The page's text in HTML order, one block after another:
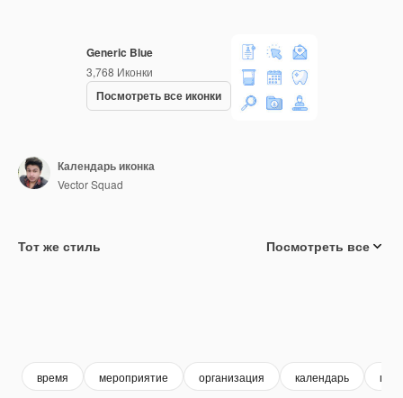
Generic Blue
3,768 Иконки
Посмотреть все иконки
Календарь иконка
Vector Squad
Тот же стиль Посмотреть все
время мероприятие организация календарь